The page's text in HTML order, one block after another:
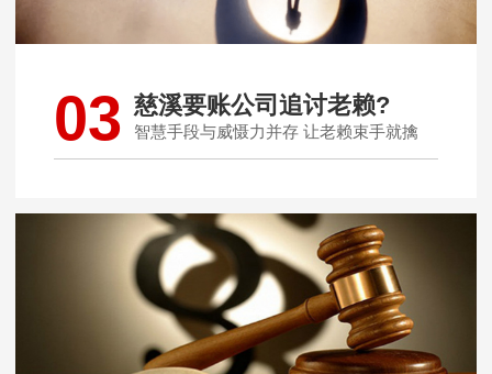
03 慈溪要账公司追讨老赖?
智慧手段与威慑力并存 让老赖束手就擒